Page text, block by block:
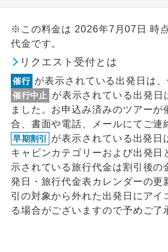
※この料金は 2026年7月07日 時
代金です。
リクエスト受付とは
催行 が表示されている出発日は、
催行中止
が表示されている出発日
ました。お申込み済みのツアーが
合、書面や電話、メールにてご連
早期割引
が表示されている出発日
キャビンカテゴリーおよび出発日
示されている旅行代金は割引後の
発日・旅行代金表カレンダーの更
引の対象から外れた出発日にアイ
る場合がございますので予めご了